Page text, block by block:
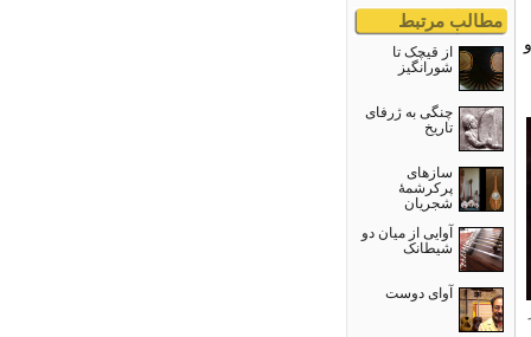
مطالب مرتبط
از قيچک تا
شورانگيز
چنگی به ژرفای
تاریخ
سازهای
پرکرشمۀ
شجریان
آوایی از میان دو
شیطانک
آواى دوست